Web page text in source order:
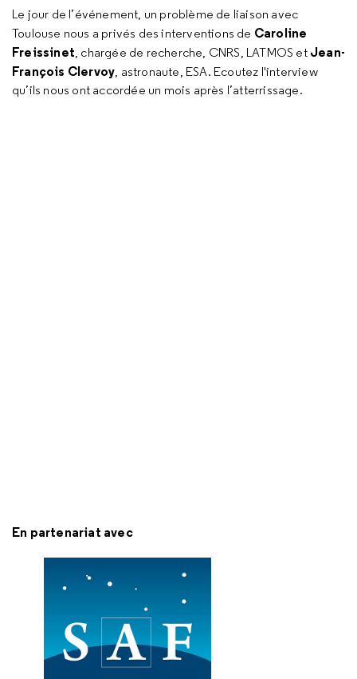
Le jour de l’événement, un problème de liaison avec
Toulouse nous a privés des interventions de Caroline
Freissinet, chargée de recherche, CNRS, LATMOS et Jean-
François Clervoy, astronaute, ESA. Ecoutez l'interview
qu’ils nous ont accordée un mois après l’atterrissage.
En partenariat avec